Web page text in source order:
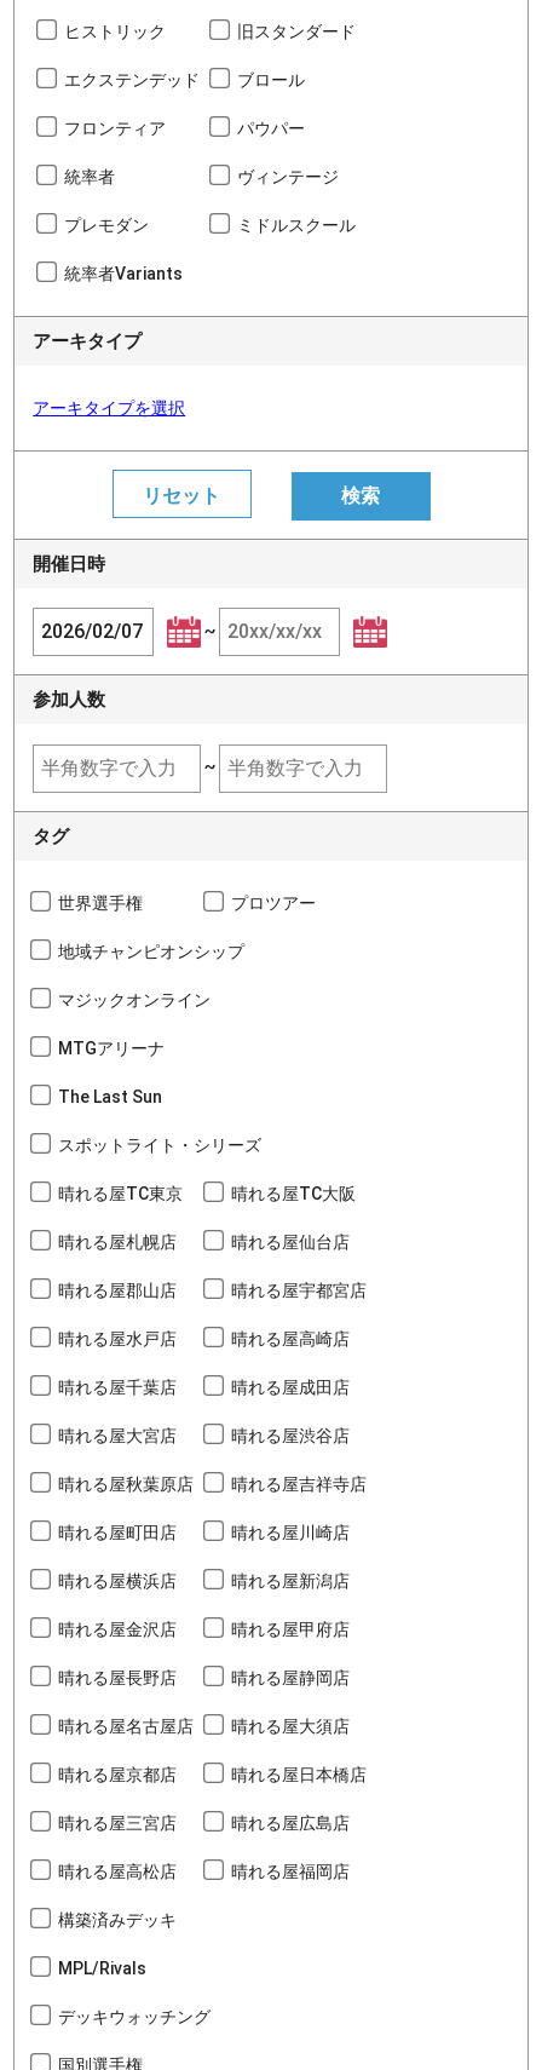
ヒストリック 旧スタンダード
エクステンデッド ブロール
フロンティア パウパー
統率者 ヴィンテージ
プレモダン ミドルスクール
統率者Variants
アーキタイプ
アーキタイプを選択
開催日時
~
参加人数
~
タグ
世界選手権 プロツアー
地域チャンピオンシップ
マジックオンライン
MTGアリーナ
The Last Sun
スポットライト・シリーズ
晴れる屋TC東京 晴れる屋TC大阪
晴れる屋札幌店 晴れる屋仙台店
晴れる屋郡山店 晴れる屋宇都宮店
晴れる屋水戸店 晴れる屋高崎店
晴れる屋千葉店 晴れる屋成田店
晴れる屋大宮店 晴れる屋渋谷店
晴れる屋秋葉原店 晴れる屋吉祥寺店
晴れる屋町田店 晴れる屋川崎店
晴れる屋横浜店 晴れる屋新潟店
晴れる屋金沢店 晴れる屋甲府店
晴れる屋長野店 晴れる屋静岡店
晴れる屋名古屋店 晴れる屋大須店
晴れる屋京都店 晴れる屋日本橋店
晴れる屋三宮店 晴れる屋広島店
晴れる屋高松店 晴れる屋福岡店
構築済みデッキ
MPL/Rivals
デッキウォッチング
国別選手権